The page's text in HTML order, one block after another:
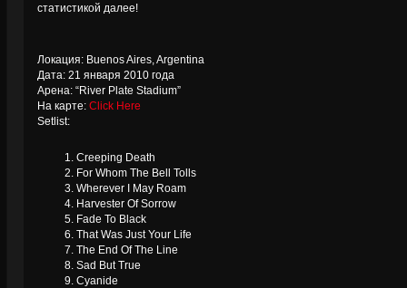
статистикой далее!
Локация: Buenos Aires, Argentina
Дата: 21 января 2010 года
Арена: “River Plate Stadium”
На карте: Click Here
Setlist:
1. Creeping Death
2. For Whom The Bell Tolls
3. Wherever I May Roam
4. Harvester Of Sorrow
5. Fade To Black
6. That Was Just Your Life
7. The End Of The Line
8. Sad But True
9. Cyanide